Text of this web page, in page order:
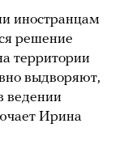
иностранцам
решение
территории
выдворяют,
ведении
Ирина